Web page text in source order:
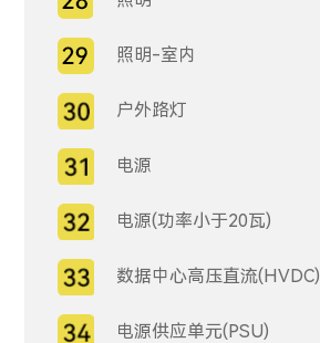
照明-室内
户外路灯
电源
电源(功率小于20瓦)
数据中心高压直流(HVDC)
电源供应单元(PSU)